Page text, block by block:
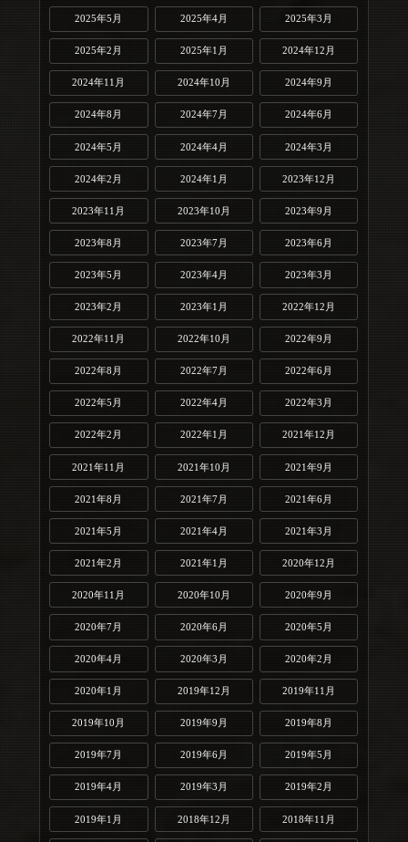
2025年5月 2025年4月 2025年3月
2025年2月 2025年1月 2024年12月
2024年11月 2024年10月 2024年9月
2024年8月 2024年7月 2024年6月
2024年5月 2024年4月 2024年3月
2024年2月 2024年1月 2023年12月
2023年11月 2023年10月 2023年9月
2023年8月 2023年7月 2023年6月
2023年5月 2023年4月 2023年3月
2023年2月 2023年1月 2022年12月
2022年11月 2022年10月 2022年9月
2022年8月 2022年7月 2022年6月
2022年5月 2022年4月 2022年3月
2022年2月 2022年1月 2021年12月
2021年11月 2021年10月 2021年9月
2021年8月 2021年7月 2021年6月
2021年5月 2021年4月 2021年3月
2021年2月 2021年1月 2020年12月
2020年11月 2020年10月 2020年9月
2020年7月 2020年6月 2020年5月
2020年4月 2020年3月 2020年2月
2020年1月 2019年12月 2019年11月
2019年10月 2019年9月 2019年8月
2019年7月 2019年6月 2019年5月
2019年4月 2019年3月 2019年2月
2019年1月 2018年12月 2018年11月